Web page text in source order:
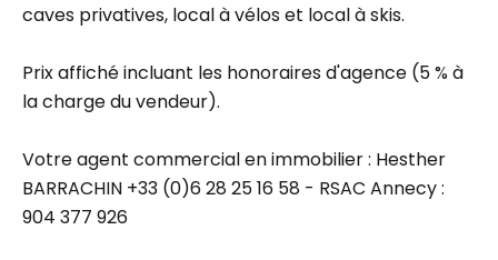
caves privatives, local à vélos et local à skis.
Prix affiché incluant les honoraires d'agence (5 % à
la charge du vendeur).
Votre agent commercial en immobilier : Hesther
BARRACHIN +33 (0)6 28 25 16 58 - RSAC Annecy :
904 377 926